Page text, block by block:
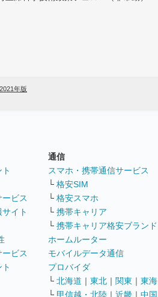
2021年版
ビス
イト
ビス
通信
スマホ・携帯通信サービス
└ 格安SIM
└ 格安スマホ
└ 携帯キャリア
└ 携帯キャリア格安ブランド
ホームルーター
モバイルデータ通信
プロバイダ
└ 北海道 ｜ 東北 ｜ 関東 ｜ 東海
└ 甲信越・北陸 ｜ 近畿 ｜ 中国